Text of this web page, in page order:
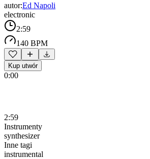
autor:Ed Napoli
electronic
2:59
140 BPM
Kup utwór
0:00
2:59
Instrumenty
synthesizer
Inne tagi
instrumental